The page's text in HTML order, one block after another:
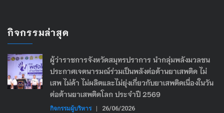
กิจกรรมล่าสุด
ผู้ว่าราชการจังหวัดสมุทรปราการ นำกลุ่มพลังมวลชน
ประกาศเจตนารมณ์ร่วมเป็นพลังต่อต้านยาเสพติด ไม่
เสพ ไม่ค้า ไม่ผลิตและไม่ยุ่งเกี่ยวกับยาเสพติดเนื่องในวัน
ต่อต้านยาเสพติดโลก ประจำปี 2569
กิจกรรมผู้บริหาร | 26/06/2026